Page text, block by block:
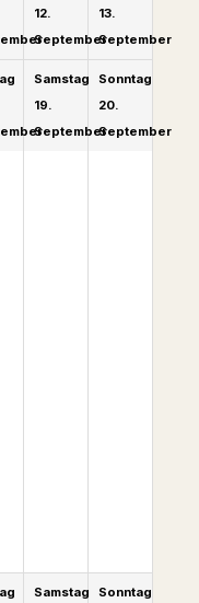
12.
September
13.
September
Samstag
19.
September
Sonntag
20.
September
Samstag
Sonntag